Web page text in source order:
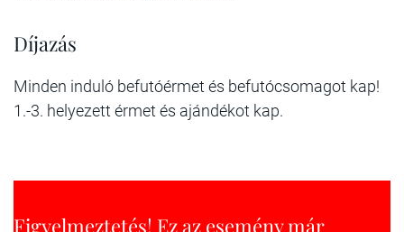
Díjazás
Minden induló befutóérmet és befutócsomagot kap!
1.-3. helyezett érmet és ajándékot kap.
Figyelmeztetés! Ez az esemény már